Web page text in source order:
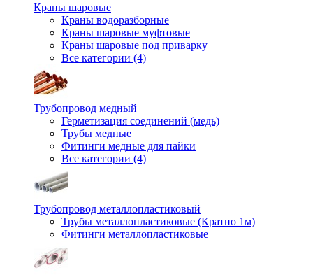
Краны шаровые
Краны водоразборные
Краны шаровые муфтовые
Краны шаровые под приварку
Все категории (4)
Трубопровод медный
Герметизация соединений (медь)
Трубы медные
Фитинги медные для пайки
Все категории (4)
Трубопровод металлопластиковый
Трубы металлопластиковые (Кратно 1м)
Фитинги металлопластиковые